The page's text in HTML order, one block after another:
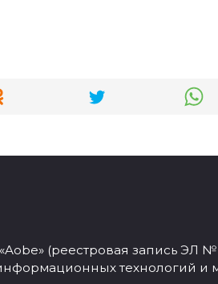
(реестровая запись ЭЛ №
технологий и